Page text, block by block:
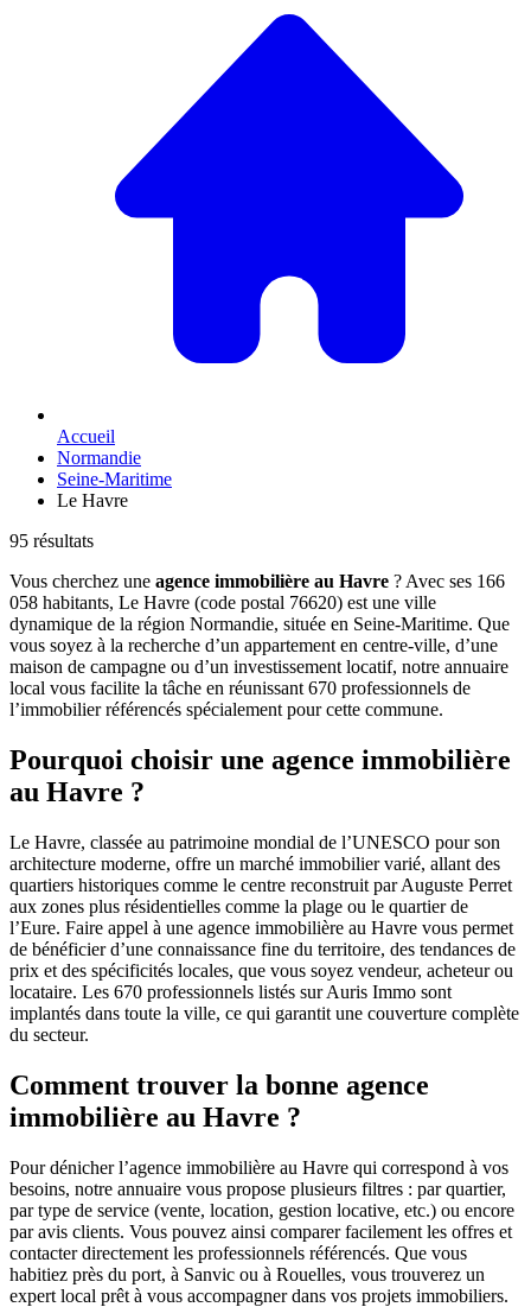
Accueil
Normandie
Seine-Maritime
Le Havre
95 résultats
Vous cherchez une agence immobilière au Havre ? Avec ses 166
058 habitants, Le Havre (code postal 76620) est une ville
dynamique de la région Normandie, située en Seine-Maritime. Que
vous soyez à la recherche d’un appartement en centre-ville, d’une
maison de campagne ou d’un investissement locatif, notre annuaire
local vous facilite la tâche en réunissant 670 professionnels de
l’immobilier référencés spécialement pour cette commune.
Pourquoi choisir une agence immobilière
au Havre ?
Le Havre, classée au patrimoine mondial de l’UNESCO pour son
architecture moderne, offre un marché immobilier varié, allant des
quartiers historiques comme le centre reconstruit par Auguste Perret
aux zones plus résidentielles comme la plage ou le quartier de
l’Eure. Faire appel à une agence immobilière au Havre vous permet
de bénéficier d’une connaissance fine du territoire, des tendances de
prix et des spécificités locales, que vous soyez vendeur, acheteur ou
locataire. Les 670 professionnels listés sur Auris Immo sont
implantés dans toute la ville, ce qui garantit une couverture complète
du secteur.
Comment trouver la bonne agence
immobilière au Havre ?
Pour dénicher l’agence immobilière au Havre qui correspond à vos
besoins, notre annuaire vous propose plusieurs filtres : par quartier,
par type de service (vente, location, gestion locative, etc.) ou encore
par avis clients. Vous pouvez ainsi comparer facilement les offres et
contacter directement les professionnels référencés. Que vous
habitiez près du port, à Sanvic ou à Rouelles, vous trouverez un
expert local prêt à vous accompagner dans vos projets immobiliers.